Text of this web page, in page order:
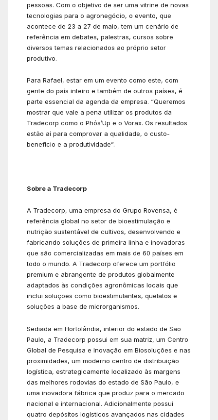
pessoas. Com o objetivo de ser uma vitrine de novas
tecnologias para o agronegócio, o evento, que
acontece de 23 a 27 de maio, tem um cenário de
referência em debates, palestras, cursos sobre
diversos temas relacionados ao próprio setor
produtivo.
Para Rafael, estar em um evento como este, com
gente do país inteiro e também de outros países, é
parte essencial da agenda da empresa. “Queremos
mostrar que vale a pena utilizar os produtos da
Tradecorp como o Phós’Up e o Vorax. Os resultados
estão aí para comprovar a qualidade, o custo-
benefício e a produtividade”.
Sobre a Tradecorp
A Tradecorp, uma empresa do Grupo Rovensa, é
referência global no setor de bioestimulação e
nutrição sustentável de cultivos, desenvolvendo e
fabricando soluções de primeira linha e inovadoras
que são comercializadas em mais de 60 países em
todo o mundo. A Tradecorp oferece um portfólio
premium e abrangente de produtos globalmente
adaptados às condições agronômicas locais que
inclui soluções como bioestimulantes, quelatos e
soluções a base de microrganismos.
Sediada em Hortolândia, interior do estado de São
Paulo, a Tradecorp possui em sua matriz, um Centro
Global de Pesquisa e Inovação em Biosoluções e nas
proximidades, um moderno centro de distribuição
logística, estrategicamente localizado às margens
das melhores rodovias do estado de São Paulo, e
uma inovadora fábrica que produz para o mercado
nacional e internacional. Adicionalmente possui
quatro depósitos logísticos avançados nas cidades